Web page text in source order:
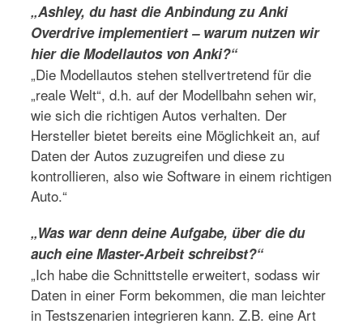
„Ashley, du hast die Anbindung zu Anki
Overdrive implementiert – warum nutzen wir
hier die Modellautos von Anki?“
„Die Modellautos stehen stellvertretend für die
„reale Welt“, d.h. auf der Modellbahn sehen wir,
wie sich die richtigen Autos verhalten. Der
Hersteller bietet bereits eine Möglichkeit an, auf
Daten der Autos zuzugreifen und diese zu
kontrollieren, also wie Software in einem richtigen
Auto.“
„Was war denn deine Aufgabe, über die du
auch eine Master-Arbeit schreibst?“
„Ich habe die Schnittstelle erweitert, sodass wir
Daten in einer Form bekommen, die man leichter
in Testszenarien integrieren kann. Z.B. eine Art